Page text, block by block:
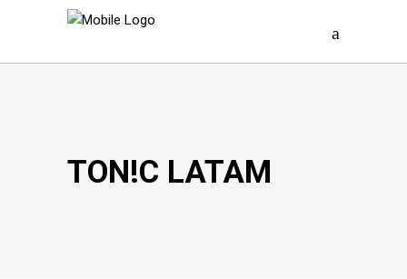
TON!C LATAM